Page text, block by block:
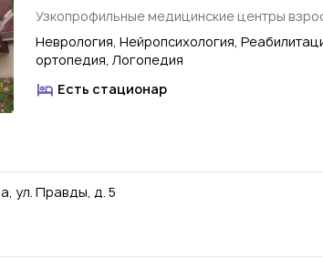
Узкопрофильные медицинские центры
Неврология, Нейропсихология,
ортопедия, Логопедия
Есть стационар
ул. Правды, д. 5